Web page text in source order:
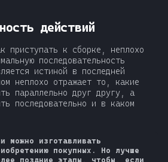
действий
приступать к сборке, неплохо
последовательность
истиной в последней
неплохо отражает то, какие
параллельно друг другу, а
последовательно и в каком
можно изготавливать
покупных. Но лучше
поздние этапы, чтобы, если